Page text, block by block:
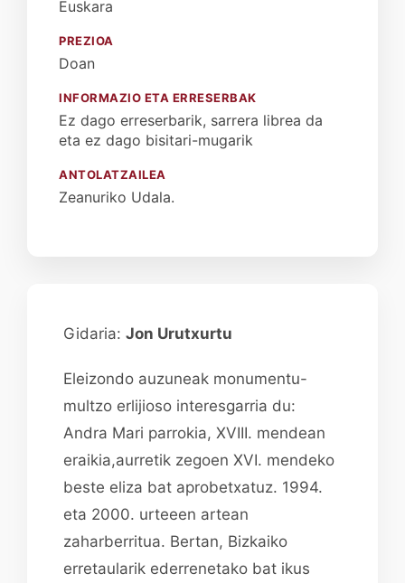
Gidaria: Jon Urutxurtu
Eleizondo auzuneak monumentu-
multzo erlijioso interesgarria du:
Andra Mari parrokia, XVIII. mendean
eraikia,aurretik zegoen XVI. mendeko
beste eliza bat aprobetxatuz. 1994.
eta 2000. urteeen artean
zaharberritua. Bertan, Bizkaiko
erretaularik ederrenetako bat ikus
Euskara
PREZIOA
Doan
INFORMAZIO ETA ERRESERBAK
Ez dago erreserbarik, sarrera librea da
eta ez dago bisitari-mugarik
ANTOLATZAILEA
Zeanuriko Udala.